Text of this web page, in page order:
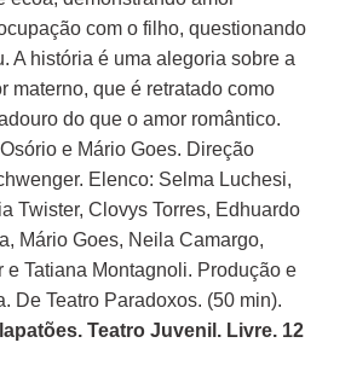
com o filho, questionando
A história é uma alegoria sobre a
materno, que é retratado como
do que o amor romântico.
e Mário Goes. Direção
Elenco: Selma Luchesi,
Twister, Clovys Torres, Edhuardo
Mário Goes, Neila Camargo,
e Tatiana Montagnoli. Produção e
De Teatro Paradoxos. (50 min).
Teatro Juvenil. Livre. 12